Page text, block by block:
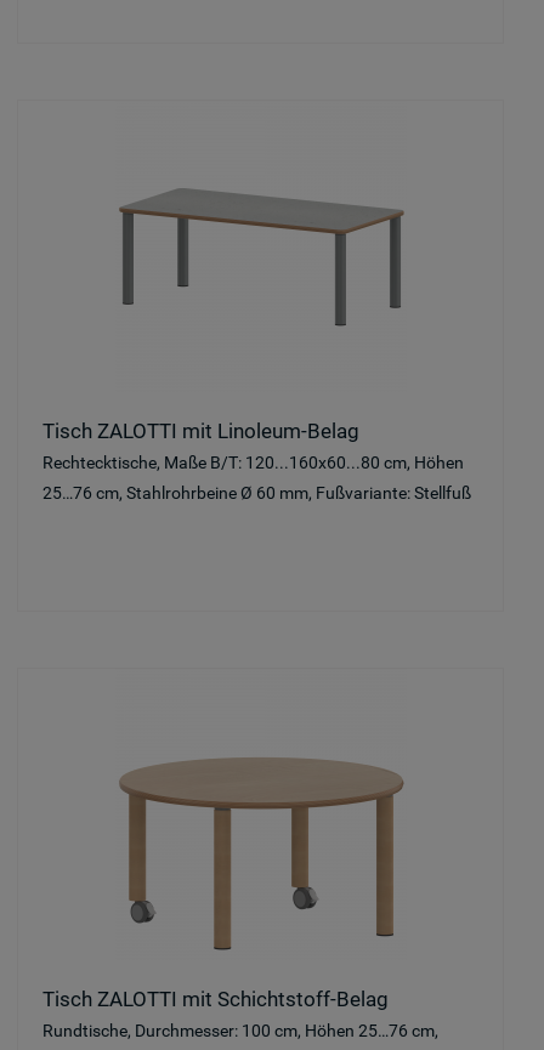
Tisch ZALOTTI mit Linoleum-Belag
Rechtecktische, Maße B/T: 120...160x60...80 cm, Höhen
25…76 cm, Stahlrohrbeine Ø 60 mm, Fußvariante: Stellfuß
Tisch ZALOTTI mit Schichtstoff-Belag
Rundtische, Durchmesser: 100 cm, Höhen 25…76 cm,